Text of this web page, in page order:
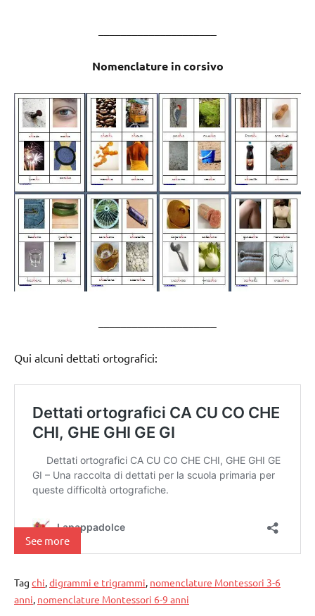
Nomenclature in corsivo
Qui alcuni dettati ortografici:
See more
Tag chi,digrammi e trigrammi, nomenclature Montessori 3-6
anni, nomenclature Montessori 6-9 anni